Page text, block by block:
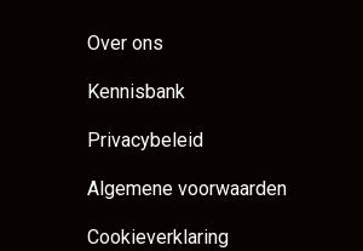
Over ons
Kennisbank
Privacybeleid
Algemene voorwaarden
Cookieverklaring